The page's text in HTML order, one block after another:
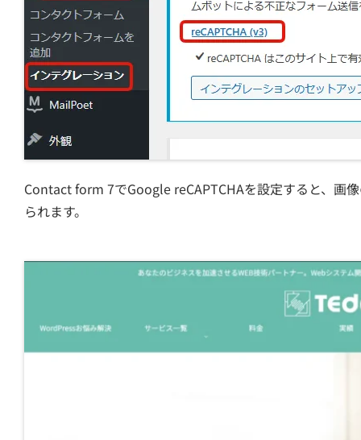
Contact form 7でGoogle reCAPTCHAを設定すると、画
られます。